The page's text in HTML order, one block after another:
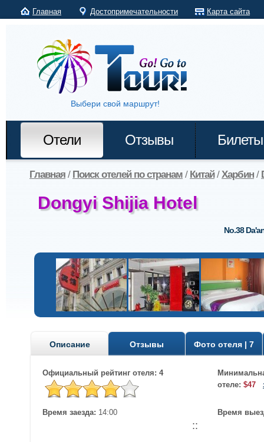
Главная Достопримечательности Карта сайта
Выбери свой маршрут!
Отели Отзывы Билеты
Главная / Поиск отелей по странам / Китай/Харбин /
Dongyi Shijia Hotel
No.38
Описание Отзывы Фото отеля | 7
Официальный рейтинг отеля: 4
отеле: $47
Время заезда: 14:00 Время
::